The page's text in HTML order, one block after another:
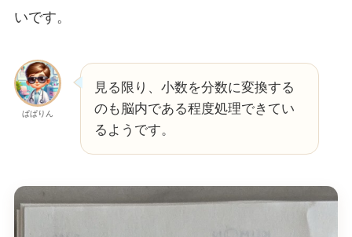
いです。
ぱぱりん
見る限り、小数を分数に変換する
のも脳内である程度処理できてい
るようです。